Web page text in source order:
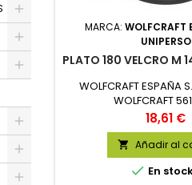
MARCA: WOLFCRAFT
UNIPERSO
PLATO 180 VELCRO M
WOLFCRAFT ESPAÑA
WOLFCRAFT
Precio
18,61 €
 Añadir al
 En